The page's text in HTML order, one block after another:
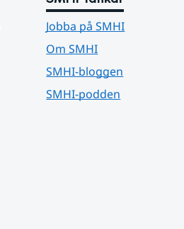
Jobba på SMHI
Om SMHI
SMHI-bloggen
SMHI-podden